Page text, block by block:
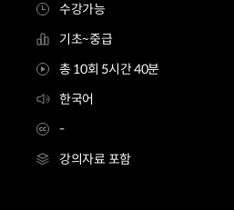
수강가능
기초~중급
총 10회 5시간 40분
한국어
-
강의자료 포함